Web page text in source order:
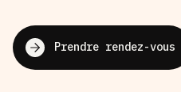
Prendre rendez-vous